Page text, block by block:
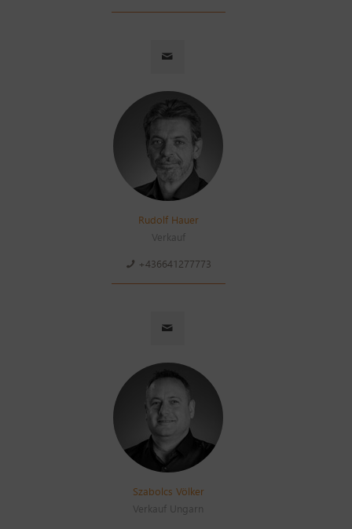
Rudolf Hauer
Verkauf
+436641277773
Szabolcs Völker
Verkauf Ungarn